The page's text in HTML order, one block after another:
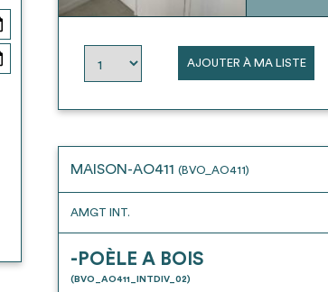
AJOUTER À MA LISTE
MAISON-AO411 (BVO_AO411)
AMGT INT.
-POÈLE A BOIS
(BVO_AO411_INTDIV_02)